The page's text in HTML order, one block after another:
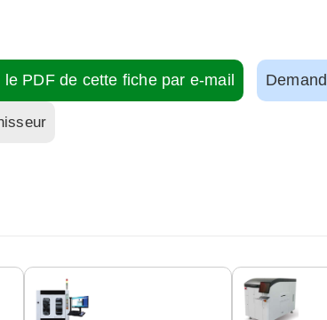
le PDF de cette fiche par e-mail